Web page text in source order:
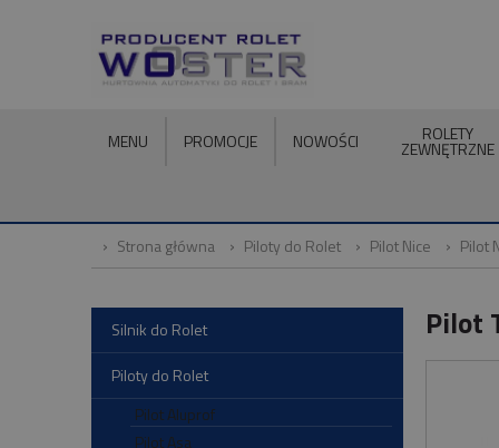
MENU PROMOCJE NOWOŚCI ROLETY
ZEWNĘTRZNE
Strona główna Piloty do Rolet Pilot Nice Pilot
Silnik do Rolet
Piloty do Rolet
Pilot Aluprof
Pilot Asa
Pilot